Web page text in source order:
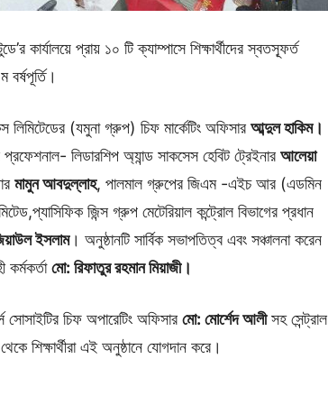
কার্যালয়ে প্রায় ১০ টি ক্যাম্পাসে শিক্ষার্থীদের স্বতস্ফূর্ত
বর্ষপূর্তি।
(যমুনা গ্রুপ) চিফ মার্কেটিং অফিসারআব্দুল হাকিম।
লিডারশিপ অ্যান্ড সাকসেস হেবিট ট্রেইনারআলেয়া
মামুন আবদুল্লাহ, পালমাল গ্রুপের জিএম -এইচ আর (এডমিন
জিন্স গ্রুপ মেটেরিয়াল কন্ট্রোল বিভাগের প্রধান
ইসলাম। অনুষ্ঠানটি সার্বিক সভাপতিত্ব এবং সঞ্চালনা করেন
কর্মকর্তামো: রিফাতুর রহমান মিয়াজী।
সোসাইটির চিফ অপারেটিং অফিসারমো: মোর্শেদ আলীসহ সেন্ট্রাল
শিক্ষার্থীরা এই অনুষ্ঠানে যোগদান করে।